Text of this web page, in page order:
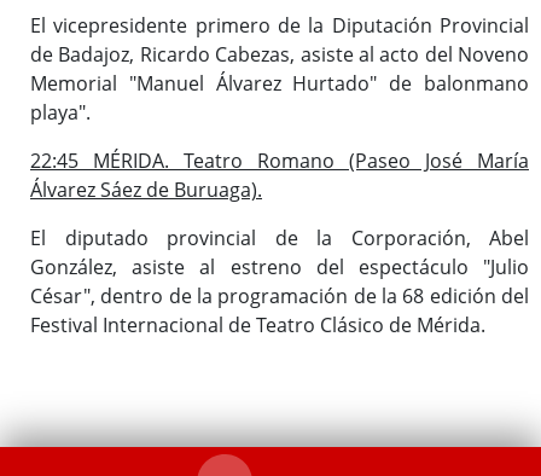
El vicepresidente primero de la Diputación Provincial
de Badajoz, Ricardo Cabezas, asiste al acto del Noveno
Memorial "Manuel Álvarez Hurtado" de balonmano
playa".
22:45 MÉRIDA. Teatro Romano (Paseo José María
Álvarez Sáez de Buruaga).
El diputado provincial de la Corporación, Abel
González, asiste al estreno del espectáculo "Julio
César", dentro de la programación de la 68 edición del
Festival Internacional de Teatro Clásico de Mérida.